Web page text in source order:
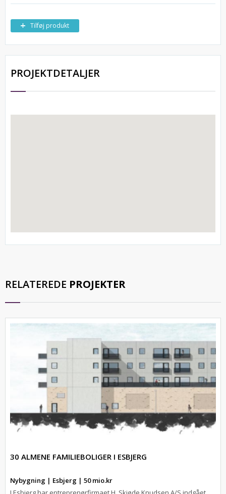
Tilføj produkt
PROJEKTDETALJER
RELATEREDE PROJEKTER
30 ALMENE FAMILIEBOLIGER I ESBJERG
Nybygning | Esbjerg | 50 mio.kr